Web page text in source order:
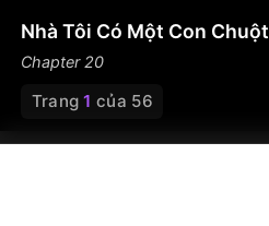
Nhà Tôi Có Một Con Chuột
Chapter 20
Trang1 của 56